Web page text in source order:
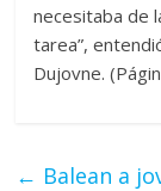
necesitaba de
tarea”,
Dujovne.
← Balean a